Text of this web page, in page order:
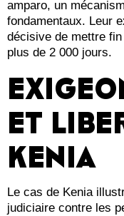
amparo, un
fondamentaux. Leur
décisive de mettre fin
plus de 2 000 jours.
ET
KENIA
Le cas de Kenia
judiciaire contre les